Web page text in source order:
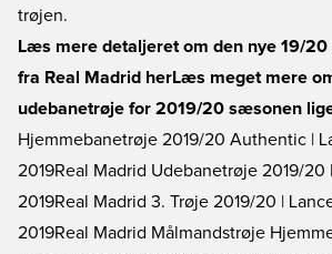
trøjen.
Læs mere detaljeret om den nye 19/
fra Real Madrid herLæs meget mere
udebanetrøje for 2019/20 sæsonen
Hjemmebanetrøje 2019/20 Authentic |
2019Real Madrid Udebanetrøje 2019/20
2019Real Madrid 3. Trøje 2019/20 |
2019Real Madrid Målmandstrøje